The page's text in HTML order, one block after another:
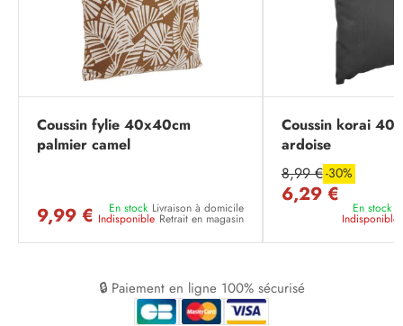
Coussin fylie 40x40cm
palmier camel
9,99 € En stock Livraison à domicile
Indisponible Retrait en magasin
Coussin korai
ardoise
8,99 €-30%
6,29 €
En stock
Indisponible
🔒 Paiement en ligne 100% sécurisé